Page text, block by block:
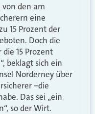
den am
eine
15 Prozent der
Doch die
die 15 Prozent
beklagt sich ein
Norderney über
–die
Das sei „ein
so der Wirt.